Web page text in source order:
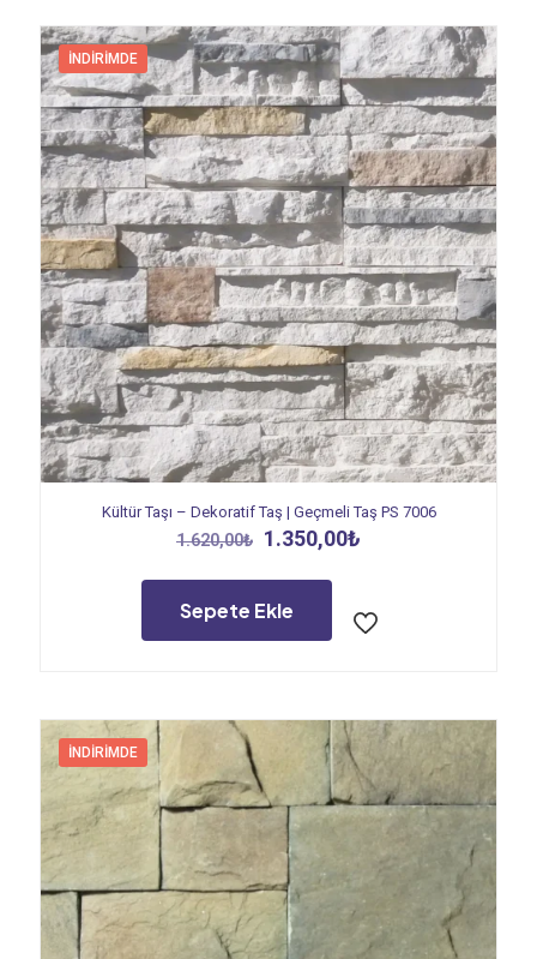
İNDIRIMDE
Kültür Taşı – Dekoratif Taş | Geçmeli Taş PS 7006
1.620,00₺ Orijinal
1.620,00₺.
1.350,00₺
Sepete Ekle
İNDIRIMDE